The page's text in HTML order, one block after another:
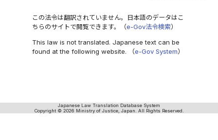
この法令は翻訳されていません。日本語のデータはこ
ちらのサイトで閲覧できます。（e-Gov法令検索）
This law is not translated. Japanese text can be
found at the following website. （e-Gov System）
Japanese Law Translation Database System
Copyright © 2026 Ministry of Justice, Japan. All Rights Reserved.